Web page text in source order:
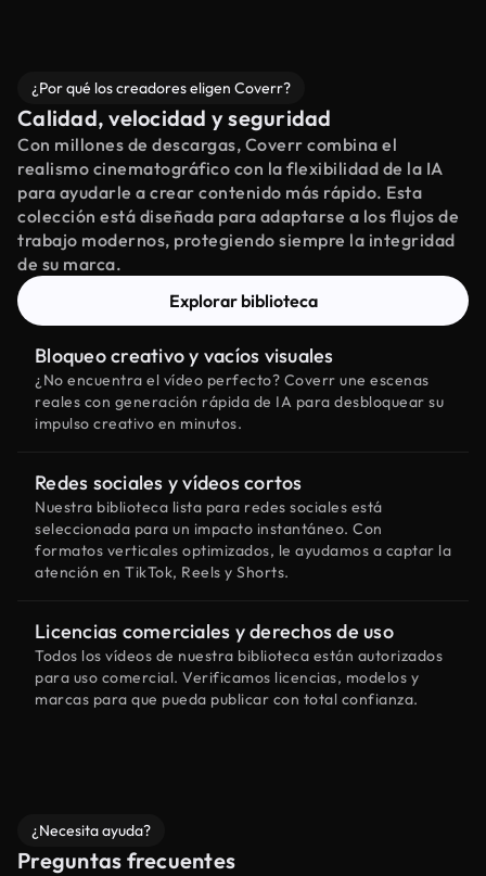
¿Por qué los creadores eligen Coverr?
Calidad, velocidad y seguridad
Con millones de descargas, Coverr combina el
realismo cinematográfico con la flexibilidad de la IA
para ayudarle a crear contenido más rápido. Esta
colección está diseñada para adaptarse a los flujos de
trabajo modernos, protegiendo siempre la integridad
de su marca.
Explorar biblioteca
Bloqueo creativo y vacíos visuales
¿No encuentra el vídeo perfecto? Coverr une escenas
reales con generación rápida de IA para desbloquear su
impulso creativo en minutos.
Redes sociales y vídeos cortos
Nuestra biblioteca lista para redes sociales está
seleccionada para un impacto instantáneo. Con
formatos verticales optimizados, le ayudamos a captar la
atención en TikTok, Reels y Shorts.
Licencias comerciales y derechos de uso
Todos los vídeos de nuestra biblioteca están autorizados
para uso comercial. Verificamos licencias, modelos y
marcas para que pueda publicar con total confianza.
¿Necesita ayuda?
Preguntas frecuentes